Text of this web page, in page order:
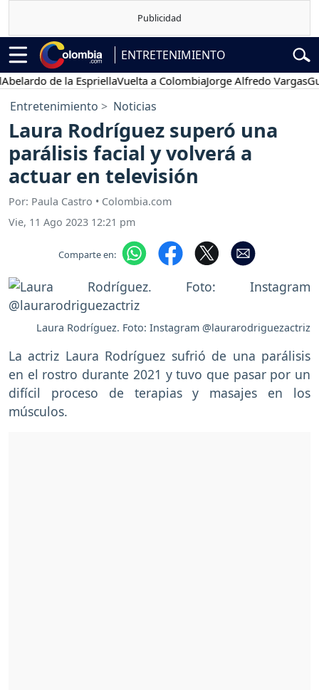
ENTRETENIMIENTO
de la EspriellaVuelta a ColombiaJorge Alfredo Vargas
Entretenimiento Noticias
Laura Rodríguez superó una
parálisis facial y volverá a
actuar en televisión
Por: Paula Castro • Colombia.com
Vie, 11 Ago 2023 12:21 pm
Comparte en:
Laura Rodríguez. Foto: Instagram @laurarodriguezactriz
La actriz Laura Rodríguez sufrió de una parálisis
en el rostro durante 2021 y tuvo que pasar por un
difícil proceso de terapias y masajes en los
músculos.